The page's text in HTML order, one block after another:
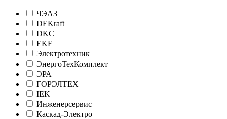
ЧЭАЗ
DEKraft
DKC
EKF
Электротехник
ЭнергоТехКомплект
ЭРА
ГОРЭЛТЕХ
IEK
Инженерсервис
Каскад-Электро